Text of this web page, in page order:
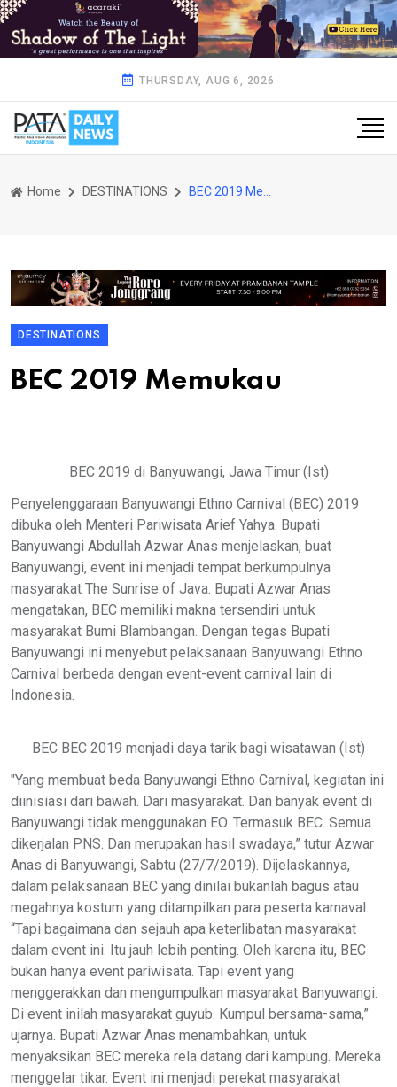
THURSDAY, AUG 6, 2026
Home DESTINATIONS BEC 2019 Memukau
DESTINATIONS
BEC 2019 Memukau
BEC 2019 di Banyuwangi, Jawa Timur (Ist)
Penyelenggaraan Banyuwangi Ethno Carnival (BEC) 2019
dibuka oleh Menteri Pariwisata Arief Yahya. Bupati
Banyuwangi Abdullah Azwar Anas menjelaskan, buat
Banyuwangi, event ini menjadi tempat berkumpulnya
masyarakat The Sunrise of Java. Bupati Azwar Anas
mengatakan, BEC memiliki makna tersendiri untuk
masyarakat Bumi Blambangan. Dengan tegas Bupati
Banyuwangi ini menyebut pelaksanaan Banyuwangi Ethno
Carnival berbeda dengan event-event carnival lain di
Indonesia.
BEC BEC 2019 menjadi daya tarik bagi wisatawan (Ist)
"Yang membuat beda Banyuwangi Ethno Carnival, kegiatan ini
diinisiasi dari bawah. Dari masyarakat. Dan banyak event di
Banyuwangi tidak menggunakan EO. Termasuk BEC. Semua
dikerjalan PNS. Dan merupakan hasil swadaya,” tutur Azwar
Anas di Banyuwangi, Sabtu (27/7/2019). Dijelaskannya,
dalam pelaksanaan BEC yang dinilai bukanlah bagus atau
megahnya kostum yang ditampilkan para peserta karnaval.
“Tapi bagaimana dan sejauh apa keterlibatan masyarakat
dalam event ini. Itu jauh lebih penting. Oleh karena itu, BEC
bukan hanya event pariwisata. Tapi event yang
menggerakkan dan mengumpulkan masyarakat Banyuwangi.
Di event inilah masyarakat guyub. Kumpul bersama-sama,”
ujarnya. Bupati Azwar Anas menambahkan, untuk
menyaksikan BEC mereka rela datang dari kampung. Mereka
menggelar tikar. Event ini menjadi perekat masyarakat